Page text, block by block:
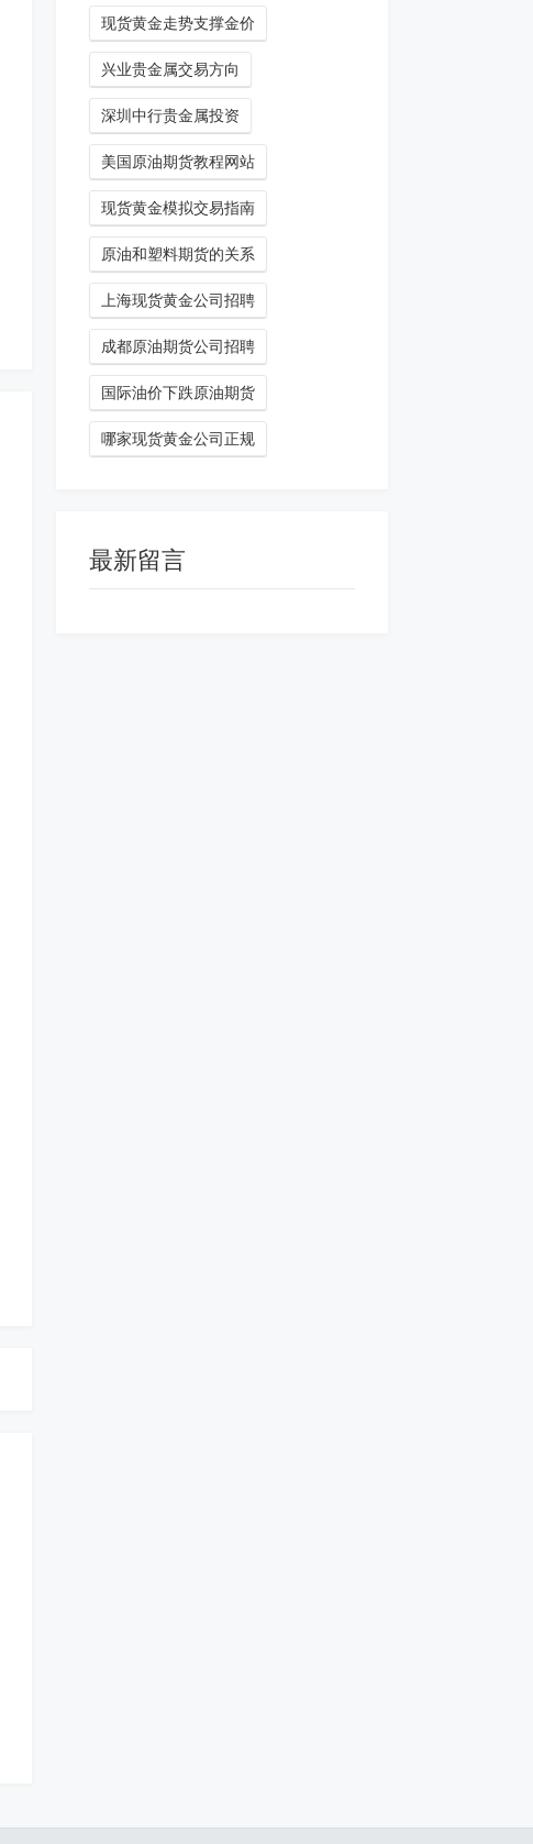
现货黄金走势支撑金价
兴业贵金属交易方向
深圳中行贵金属投资
美国原油期货教程网站
现货黄金模拟交易指南
原油和塑料期货的关系
上海现货黄金公司招聘
成都原油期货公司招聘
国际油价下跌原油期货
哪家现货黄金公司正规
最新留言